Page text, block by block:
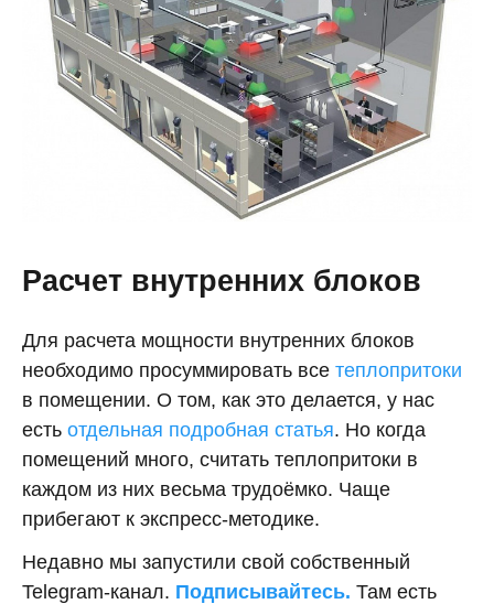
Расчет внутренних блоков
Для расчета мощности внутренних блоков
необходимо просуммировать все теплопритоки
в помещении. О том, как это делается, у нас
есть отдельная подробная статья. Но когда
помещений много, считать теплопритоки в
каждом из них весьма трудоёмко. Чаще
прибегают к экспресс-методике.
Недавно мы запустили свой собственный
Telegram-канал. Подписывайтесь. Там есть